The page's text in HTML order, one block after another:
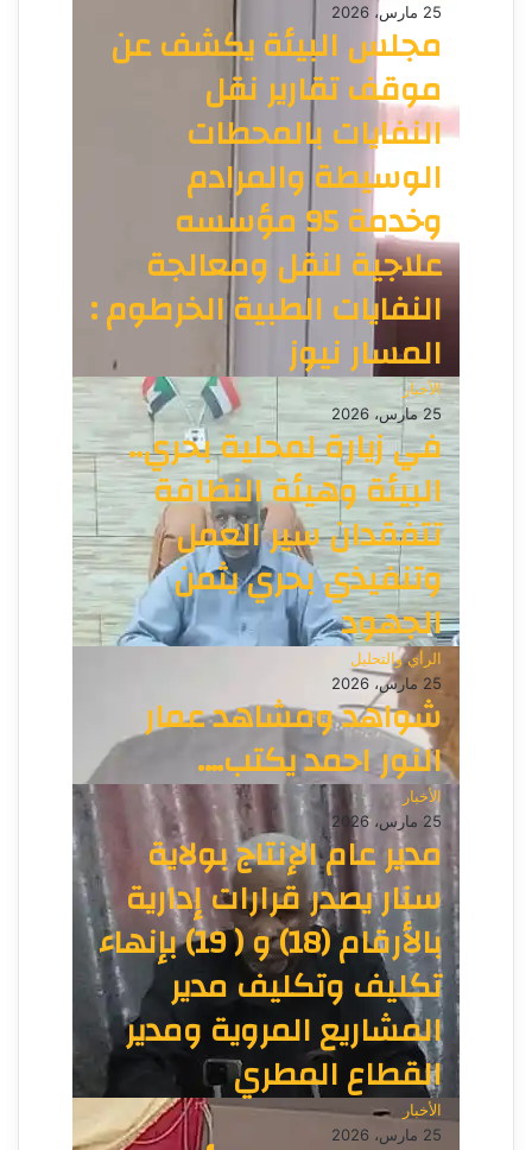
25 مارس، 2026
مجلس البيئة يكشف عن
موقف تقارير نقل
النفايات بالمحطات
الوسيطة والمرادم
وخدمة 95 مؤسسه
علاجية لنقل ومعالجة
النفايات الطبية الخرطوم :
المسار نيوز
الأخبار
25 مارس، 2026
في زيارة لمحلية بحري..
البيئة وهيئة النظافة
تتفقدان سير العمل
وتنفيذي بحري يثمن
الجهود
الرأي والتحليل
25 مارس، 2026
شواهد ومشاهد عمار
النور احمد يكتب….
الأخبار
25 مارس، 2026
مدير عام الإنتاج بولاية
سنار يصدر قرارات إدارية
بالأرقام (18) و ( 19) بإنهاء
تكليف وتكليف مدير
المشاريع المروية ومدير
القطاع المطري
الأخبار
25 مارس، 2026